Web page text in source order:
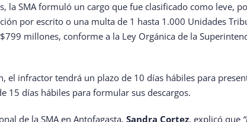
la SMA formuló un cargo que fue clasificado como leve,
por escrito o una multa de 1 hasta 1.000 Unidades
millones, conforme a la Ley Orgánica de la
el infractor tendrá un plazo de 10 días hábiles para
15 días hábiles para formular sus descargos.
de la SMA en Antofagasta, Sandra Cortez, explicó que